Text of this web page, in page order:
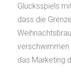
Glücksspiels
dass die
verschwimmen
das Marketing